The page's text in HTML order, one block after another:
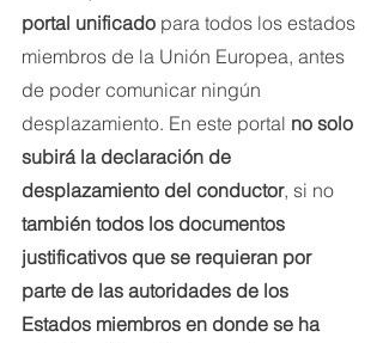
portal unificado para todos los estados
miembros de la Unión Europea, antes
de poder comunicar ningún
desplazamiento. En este portal no solo
subirá la declaración de
desplazamiento del conductor, si no
también todos los documentos
justificativos que se requieran por
parte de las autoridades de los
Estados miembros en donde se ha